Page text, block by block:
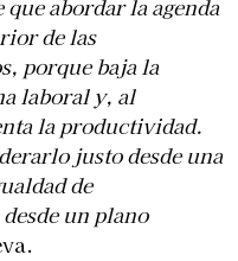
abordar la agenda
de las
porque baja la
laboral y, al
la productividad.
justo desde una
de
un plano